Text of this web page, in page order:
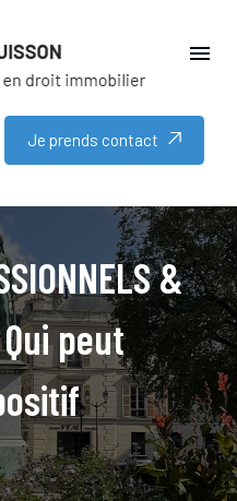
menu
Je prends contact
&
Qui peut